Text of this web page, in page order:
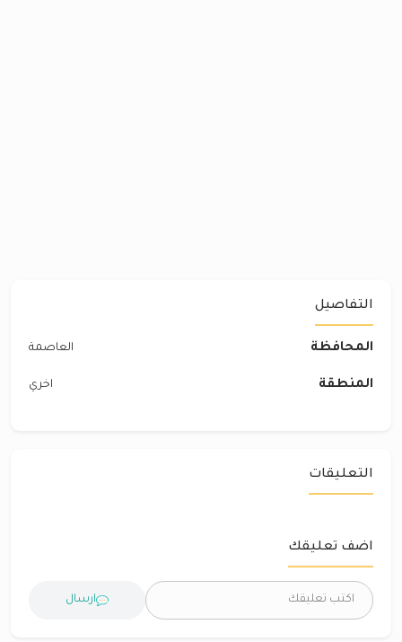
التفاصيل
المحافظة العاصمة
المنطقة اخري
التعليقات
اضف تعليقك
ارسال